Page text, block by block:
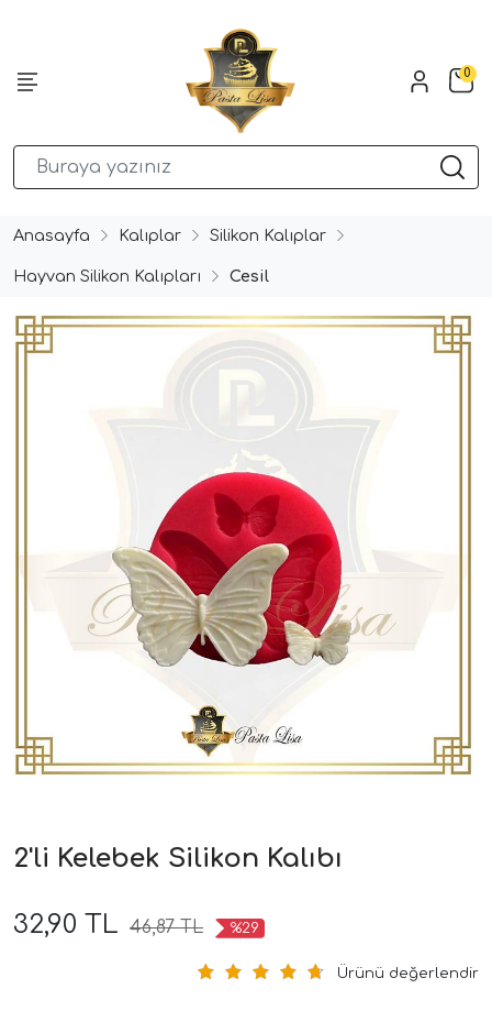
0
Anasayfa Kalıplar Silikon Kalıplar
Hayvan Silikon Kalıpları Cesil
2'li Kelebek Silikon Kalıbı
32,90 TL 46,87 TL %29
Ürünü değerlendir